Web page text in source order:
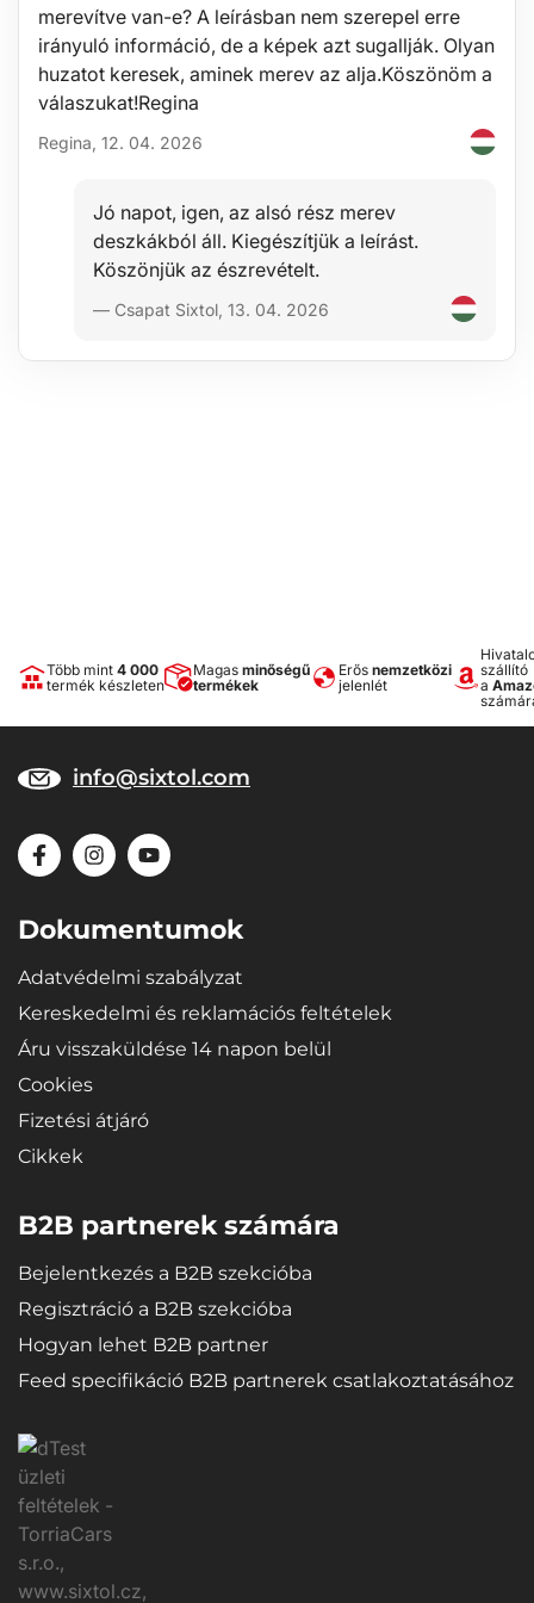
1x 17 mm ütőfej
1x 19 mm ütőfej
1x 21 mm ütőfej
1x 22 mm ütőfej
Műanyag koffer
Fejek hossza: 78 mm
Anyag: rendkívül ellenálló króm-molibdén acél (CrMo)
Készlet mérete:
merevítve van-e? A leírásban nem szerepel erre
irányuló információ, de a képek azt sugallják. Olyan
huzatot keresek, aminek merev az alja.Köszönöm a
válaszukat!Regina
Regina, 12. 04. 2026
Jó napot, igen, az alsó rész merev
deszkákból áll. Kiegészítjük a leírást.
Köszönjük az észrevételt.
— Csapat Sixtol, 13. 04. 2026
Több mint 4 000
termék készleten
Magas minőségű
termékek
Erős nemzetközi
jelenlét
szállító
a
info@sixtol.com
Dokumentumok
Adatvédelmi szabályzat
Kereskedelmi és reklamációs feltételek
Áru visszaküldése 14 napon belül
Cookies
Fizetési átjáró
Cikkek
B2B partnerek számára
Bejelentkezés a B2B szekcióba
Regisztráció a B2B szekcióba
Hogyan lehet B2B partner
Feed specifikáció B2B partnerek csatlakoztatásához